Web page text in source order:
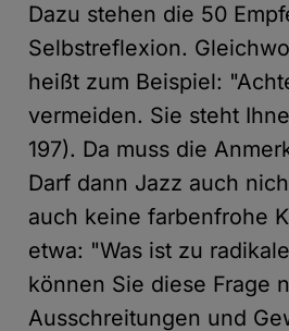
Dazu stehen die 50
Selbstreflexion.
heißt zum Beispiel:
vermeiden. Sie steht
197). Da muss die
Darf dann Jazz auch
auch keine farbenfrohe
etwa: "Was ist zu
können Sie diese Frage
Ausschreitungen und